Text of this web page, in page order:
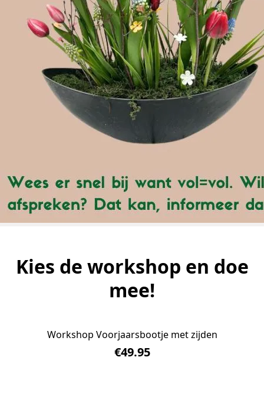
Kies de workshop en doe
mee!
Workshop Voorjaarsbootje met zijden
€49.95